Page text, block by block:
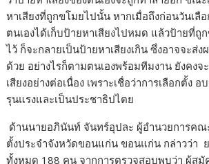
หาเสียงที่ถูกขโมยไปนั้น หากเมื่อถึงก่อนวันเลื
ตนเองได้เก็บป้ายหาเสียงไปหมด แล้วป้ายที่ถู
ไว้ ก็จะกลายเป็นป้ายหาเสียงเกิน ซึ่งอาจจะส่
ด้วย อย่างไรก็ตามตนเองพร้อมทีมงาน ยังคง
เสียงอย่างต่อเนื่อง เพราะเชื่อว่าการเลือกตั้ง
รุนแรงและเป็นประชาธิปไตย
ด้านนายอภินันท์ จันทร์อุปละ ผู้อำนวยการคณ
ตั้งประจำจังหวัดขอนแก่น ขอนแก่น กล่าวว่า
ทั้งหมด 188 คน จากการตรวจสอบพบว่า ผู้สมั